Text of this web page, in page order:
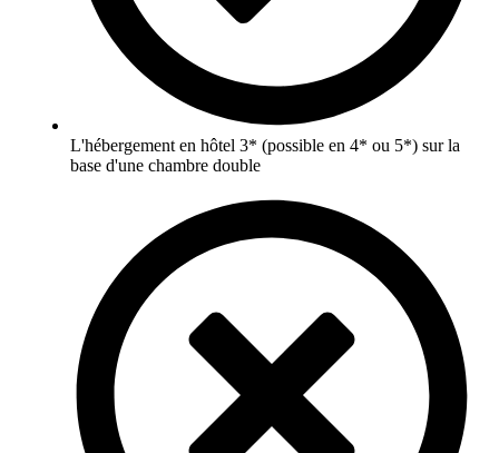
L'hébergement en hôtel 3* (possible en 4* ou 5*) sur la
base d'une chambre double